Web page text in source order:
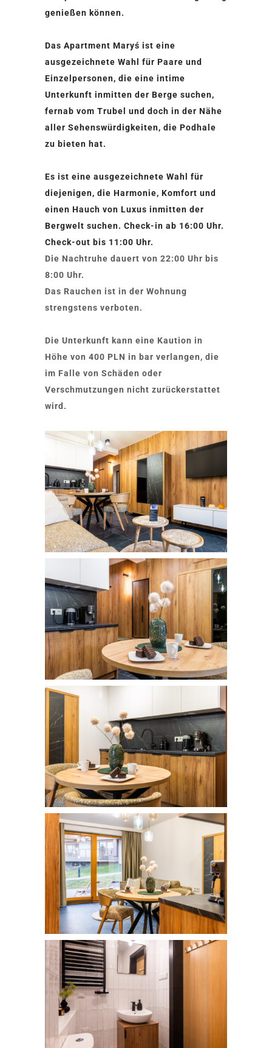
genießen können.
Das Apartment Maryś ist eine
ausgezeichnete Wahl für Paare und
Einzelpersonen, die eine intime
Unterkunft inmitten der Berge suchen,
fernab vom Trubel und doch in der Nähe
aller Sehenswürdigkeiten, die Podhale
zu bieten hat.
Es ist eine ausgezeichnete Wahl für
diejenigen, die Harmonie, Komfort und
einen Hauch von Luxus inmitten der
Bergwelt suchen. Check-in ab 16:00 Uhr.
Check-out bis 11:00 Uhr.
Die Nachtruhe dauert von 22:00 Uhr bis
8:00 Uhr.
Das Rauchen ist in der Wohnung
strengstens verboten.
Die Unterkunft kann eine Kaution in
Höhe von 400 PLN in bar verlangen, die
im Falle von Schäden oder
Verschmutzungen nicht zurückerstattet
wird.